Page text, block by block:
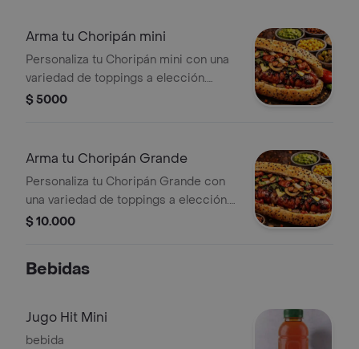
Arma tu Choripán mini
Personaliza tu Choripán mini con una
variedad de toppings a elección.
Incluye chorizo en pan con semillas
$ 5000
Arma tu Choripán Grande
Personaliza tu Choripán Grande con
una variedad de toppings a elección.
Incluye chorizo en pan con semillas.
$ 10.000
Bebidas
Jugo Hit Mini
bebida